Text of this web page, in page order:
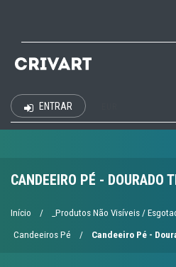
ENTRAR
CANDEEIRO PÉ - DOURADO
Início / _Produtos Não Visíveis /
Candeeiros Pé / Candeeiro Pé -